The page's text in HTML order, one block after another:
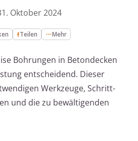
Oktober 2024
Teilen Mehr
Bohrungen in Betondecken
entscheidend. Dieser
Werkzeuge, Schritt-
und die zu bewältigenden